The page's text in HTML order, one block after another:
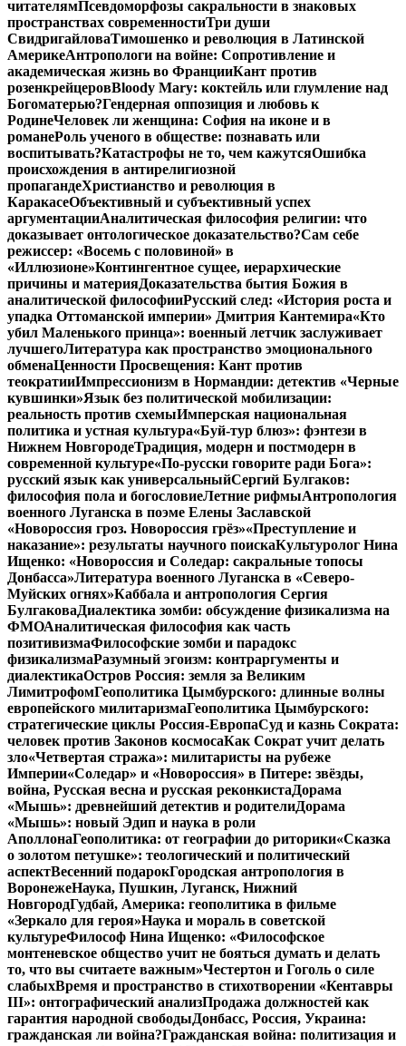
читателямПсевдоморфозы сакральности в знаковых
пространствах современностиТри души
СвидригайловаТимошенко и революция в Латинской
АмерикеАнтропологи на войне: Сопротивление и
академическая жизнь во ФранцииКант против
розенкрейцеровBloody Mary: коктейль или глумление над
Богоматерью?Гендерная оппозиция и любовь к
РодинеЧеловек ли женщина: София на иконе и в
романеРоль ученого в обществе: познавать или
воспитывать?Катастрофы не то, чем кажутсяОшибка
происхождения в антирелигиозной
пропагандеХристианство и революция в
КаракасеОбъективный и субъективный успех
аргументацииАналитическая философия религии: что
доказывает онтологическое доказательство?Сам себе
режиссер: «Восемь с половиной» в
«Иллюзионе»Контингентное сущее, иерархические
причины и материяДоказательства бытия Божия в
аналитической философииРусский след: «История роста и
упадка Оттоманской империи» Дмитрия Кантемира«Кто
убил Маленького принца»: военный летчик заслуживает
лучшегоЛитература как пространство эмоционального
обменаЦенности Просвещения: Кант против
теократииИмпрессионизм в Нормандии: детектив «Черные
кувшинки»Язык без политической мобилизации:
реальность против схемыИмперская национальная
политика и устная культура«Буй-тур блюз»: фэнтези в
Нижнем НовгородеТрадиция, модерн и постмодерн в
современной культуре«По-русски говорите ради Бога»:
русский язык как универсальныйСергий Булгаков:
философия пола и богословиеЛетние рифмыАнтропология
военного Луганска в поэме Елены Заславской
«Новороссия гроз. Новороссия грёз»«Преступление и
наказание»: результаты научного поискаКультуролог Нина
Ищенко: «Новороссия и Соледар: сакральные топосы
Донбасса»Литература военного Луганска в «Северо-
Муйских огнях»Каббала и антропология Сергия
БулгаковаДиалектика зомби: обсуждение физикализма на
ФМОАналитическая философия как часть
позитивизмаФилософские зомби и парадокс
физикализмаРазумный эгоизм: контраргументы и
диалектикаОстров Россия: земля за Великим
ЛимитрофомГеополитика Цымбурского: длинные волны
европейского милитаризмаГеополитика Цымбурского:
стратегические циклы Россия-ЕвропаСуд и казнь Сократа:
человек против Законов космосаКак Сократ учит делать
зло«Четвертая стража»: милитаристы на рубеже
Империи«Соледар» и «Новороссия» в Питере: звёзды,
война, Русская весна и русская реконкистаДорама
«Мышь»: древнейший детектив и родителиДорама
«Мышь»: новый Эдип и наука в роли
АполлонаГеополитика: от географии до риторики«Сказка
о золотом петушке»: теологический и политический
аспектВесенний подарокГородская антропология в
ВоронежеНаука, Пушкин, Луганск, Нижний
НовгородГудбай, Америка: геополитика в фильме
«Зеркало для героя»Наука и мораль в советской
культуреФилософ Нина Ищенко: «Философское
монтеневское общество учит не бояться думать и делать
то, что вы считаете важным»Честертон и Гоголь о силе
слабыхВремя и пространство в стихотворении «Кентавры
III»: онтографический анализПродажа должностей как
гарантия народной свободыДонбасс, Россия, Украина:
гражданская ли война?Гражданская война: политизация и